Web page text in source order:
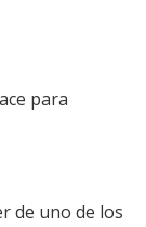
para
de uno de los